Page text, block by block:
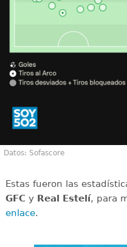
Datos: Sofascore
Estas fueron las
GFC y Real Estelí, para
enlace.